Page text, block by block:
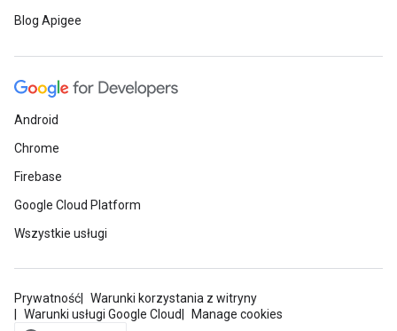
Blog Apigee
Android
Chrome
Firebase
Google Cloud Platform
Wszystkie usługi
Prywatność
Warunki korzystania z witryny
Warunki usługi Google Cloud
Manage cookies